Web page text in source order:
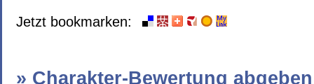
Jetzt bookmarken:
» Charakter-Bewertung abgeben